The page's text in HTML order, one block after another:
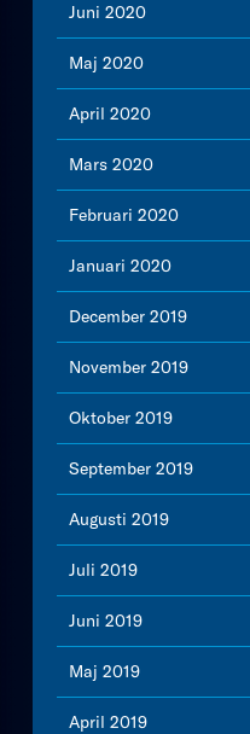
Juni 2020
Maj 2020
April 2020
Mars 2020
Februari 2020
Januari 2020
December 2019
November 2019
Oktober 2019
September 2019
Augusti 2019
Juli 2019
Juni 2019
Maj 2019
April 2019